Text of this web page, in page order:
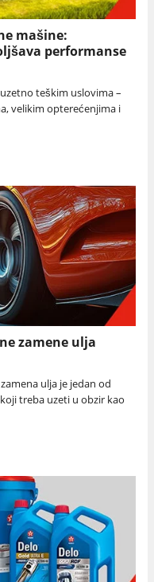
mašine:
performanse
teškim uslovima –
velikim opterećenjima i
zamene ulja
ulja je jedan od
treba uzeti u obzir kao